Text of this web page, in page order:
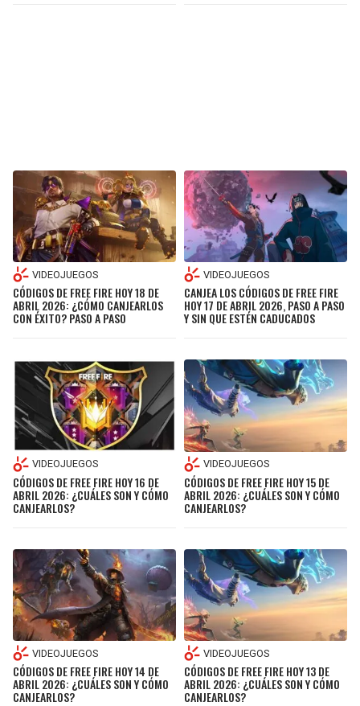
VIDEOJUEGOS
CÓDIGOS DE FREE FIRE HOY 18 DE
ABRIL 2026: ¿CÓMO CANJEARLOS
CON ÉXITO? PASO A PASO
VIDEOJUEGOS
CANJEA LOS CÓDIGOS DE FREE FIRE
HOY 17 DE ABRIL 2026, PASO A PASO
Y SIN QUE ESTÉN CADUCADOS
VIDEOJUEGOS
CÓDIGOS DE FREE FIRE HOY 16 DE
ABRIL 2026: ¿CUÁLES SON Y CÓMO
CANJEARLOS?
VIDEOJUEGOS
CÓDIGOS DE FREE FIRE HOY 15 DE
ABRIL 2026: ¿CUÁLES SON Y CÓMO
CANJEARLOS?
VIDEOJUEGOS
CÓDIGOS DE FREE FIRE HOY 14 DE
ABRIL 2026: ¿CUÁLES SON Y CÓMO
CANJEARLOS?
VIDEOJUEGOS
CÓDIGOS DE FREE FIRE HOY 13 DE
ABRIL 2026: ¿CUÁLES SON Y CÓMO
CANJEARLOS?